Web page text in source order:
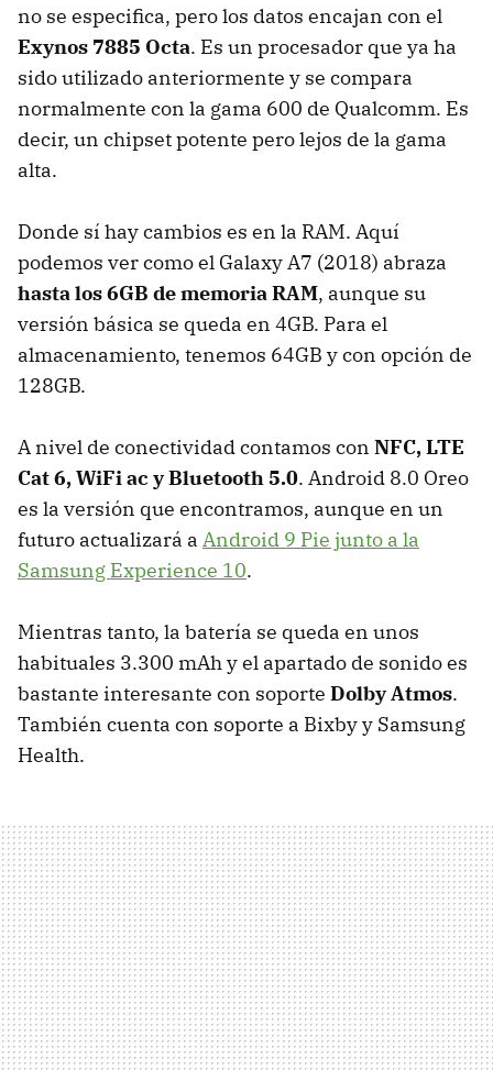
no se especifica, pero los datos encajan con el
Exynos 7885 Octa. Es un procesador que ya ha
sido utilizado anteriormente y se compara
normalmente con la gama 600 de Qualcomm. Es
decir, un chipset potente pero lejos de la gama
alta.
Donde sí hay cambios es en la RAM. Aquí
podemos ver como el Galaxy A7 (2018) abraza
hasta los 6GB de memoria RAM, aunque su
versión básica se queda en 4GB. Para el
almacenamiento, tenemos 64GB y con opción de
128GB.
A nivel de conectividad contamos con NFC, LTE
Cat 6, WiFi ac y Bluetooth 5.0. Android 8.0 Oreo
es la versión que encontramos, aunque en un
futuro actualizará a Android 9 Pie junto a la
Samsung Experience 10.
Mientras tanto, la batería se queda en unos
habituales 3.300 mAh y el apartado de sonido es
bastante interesante con soporte Dolby Atmos.
También cuenta con soporte a Bixby y Samsung
Health.